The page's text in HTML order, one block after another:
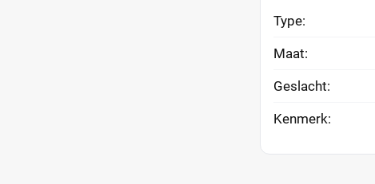
Type:
Maat:
Geslacht:
Kenmerk: